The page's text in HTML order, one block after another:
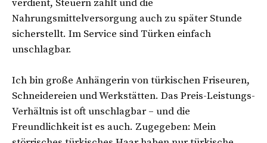
verdient, Steuern zahlt und die
Nahrungsmittelversorgung auch zu später Stunde
sicherstellt. Im Service sind Türken einfach
unschlagbar.
Ich bin große Anhängerin von türkischen Friseuren,
Schneidereien und Werkstätten. Das Preis-Leistungs-
Verhältnis ist oft unschlagbar – und die
Freundlichkeit ist es auch. Zugegeben: Mein